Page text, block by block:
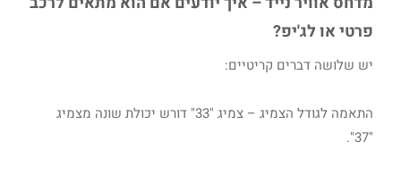
פרטי או לג'יפ?
יש שלושה דברים קריטיים:
התאמה לגודל הצמיג – צמיג "33" דורש יכולת שונה מצמיג
"37".